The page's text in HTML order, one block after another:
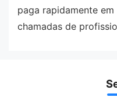
paga rapidamente
chamadas de